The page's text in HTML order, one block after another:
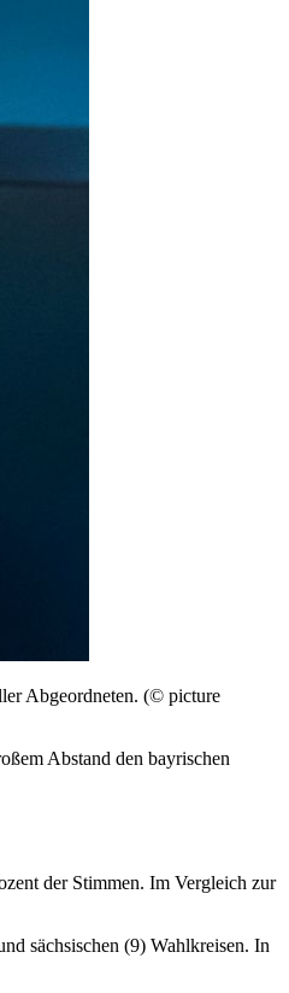
Abgeordneten. (© picture
Abstand den bayrischen
der Stimmen. Im Vergleich zur
sächsischen (9) Wahlkreisen. In